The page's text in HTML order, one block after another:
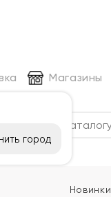
город
Магазины
Новинки